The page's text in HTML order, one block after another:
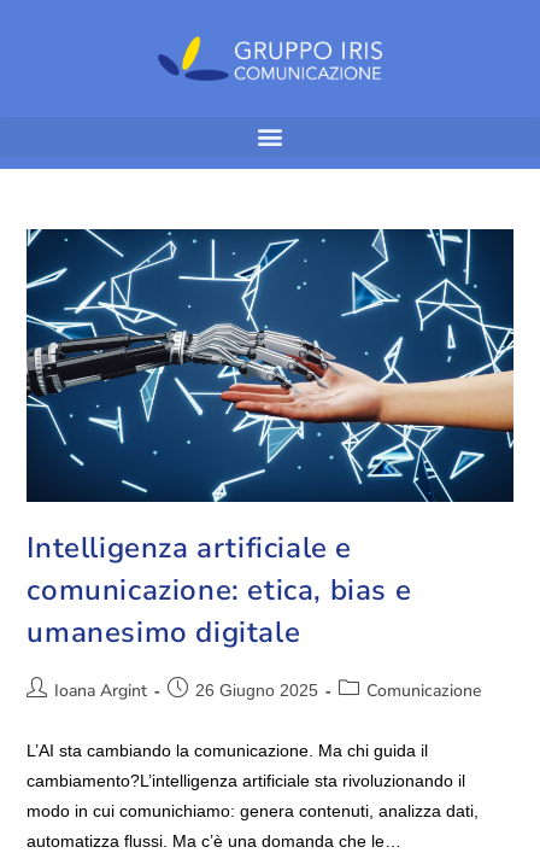
Intelligenza artificiale e
comunicazione: etica, bias e
umanesimo digitale
Ioana Argint 26 Giugno 2025 Comunicazione
L’AI sta cambiando la comunicazione. Ma chi guida il
cambiamento?L’intelligenza artificiale sta rivoluzionando il
modo in cui comunichiamo: genera contenuti, analizza dati,
automatizza flussi. Ma c’è una domanda che le…